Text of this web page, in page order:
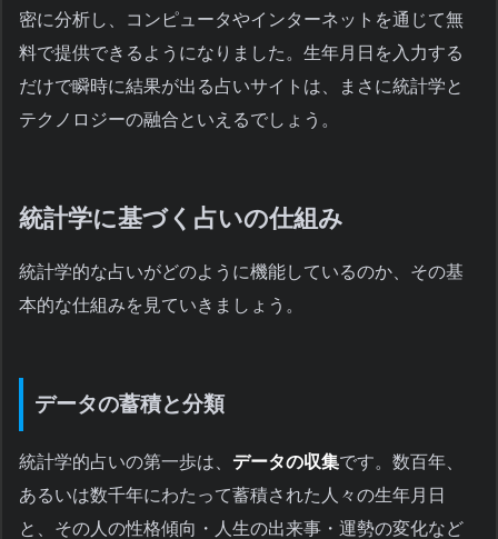
密に分析し、コンピュータやインターネットを通じて無
料で提供できるようになりました。生年月日を入力する
だけで瞬時に結果が出る占いサイトは、まさに統計学と
テクノロジーの融合といえるでしょう。
統計学に基づく占いの仕組み
統計学的な占いがどのように機能しているのか、その基
本的な仕組みを見ていきましょう。
データの蓄積と分類
統計学的占いの第一歩は、 データの収集です。数百年、
あるいは数千年にわたって蓄積された人々の生年月日
と、その人の性格傾向・人生の出来事・運勢の変化など